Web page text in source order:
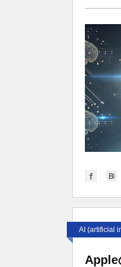
AI (artificial
Apple